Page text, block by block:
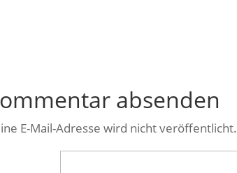
absenden
E-Mail-Adresse wird nicht veröffentlicht.